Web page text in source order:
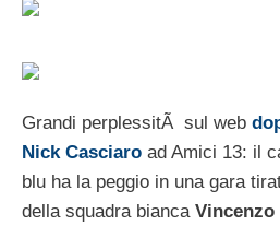
Grandi perplessitÃ sul web
Nick Casciaro ad Amici 13: il
blu ha la peggio in una gara
della squadra bianca Vincenzo